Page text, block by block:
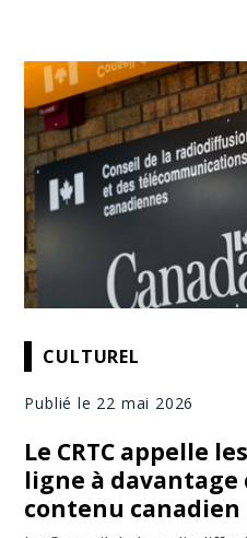
CULTUREL
Publié le 22 mai 2026
Le CRTC appelle
ligne à
contenu canadien